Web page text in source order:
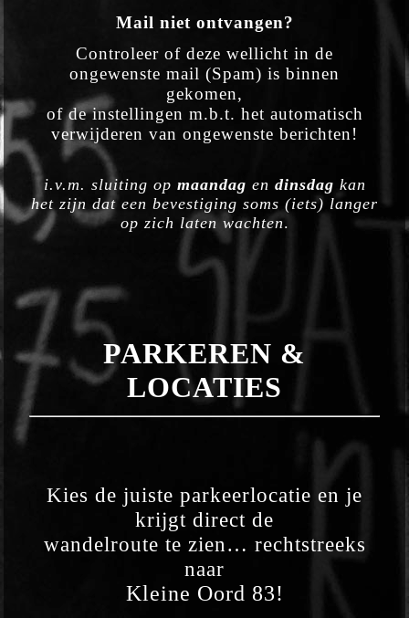
Mail niet ontvangen?
Controleer of deze wellicht in de
ongewenste mail (Spam) is binnen
gekomen,
of de instellingen m.b.t. het automatisch
verwijderen van ongewenste berichten!
i.v.m. sluiting op maandag en dinsdag kan
het zijn dat een bevestiging soms (iets) langer
op zich laten wachten.
PARKEREN &
LOCATIES
Kies de juiste parkeerlocatie en je
krijgt direct de
wandelroute te zien… rechtstreeks
naar
Kleine Oord 83!